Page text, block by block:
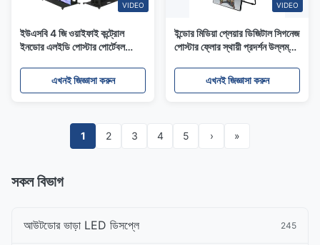
VIDEO
ইউএসবি 4 জি ওয়াইফাই কন্ট্রোল
ইনডোর এলইডি পোস্টার পোর্টেবল
ডিসপ্লে
এখনই জিজ্ঞাসা করুন
VIDEO
ইন্ডোর মিডিয়া প্লেয়ার ডিজিটাল সিগনেজ
পোস্টার ফ্লোর স্থায়ী প্রদর্শন উল্লম্ব
এখনই জিজ্ঞাসা করুন
1 2 3 4 5 › »
সকল বিভাগ
আউটডোর ভাড়া LED ডিসপ্লে 245